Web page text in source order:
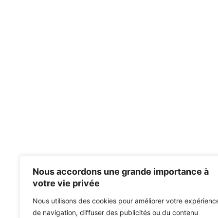
Nous accordons une grande importance à
votre vie privée
Nous utilisons des cookies pour améliorer votre
de navigation, diffuser des publicités ou du contenu